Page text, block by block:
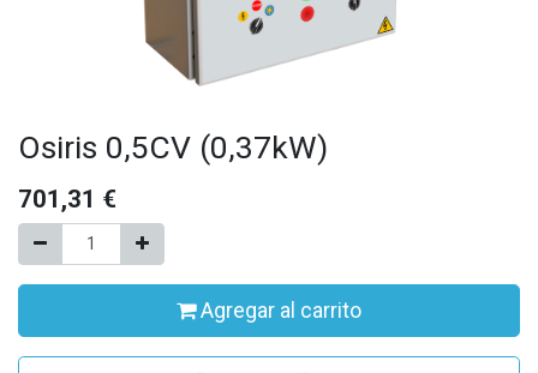
Osiris 0,5CV (0,37kW)
701,31 €
Agregar al carrito